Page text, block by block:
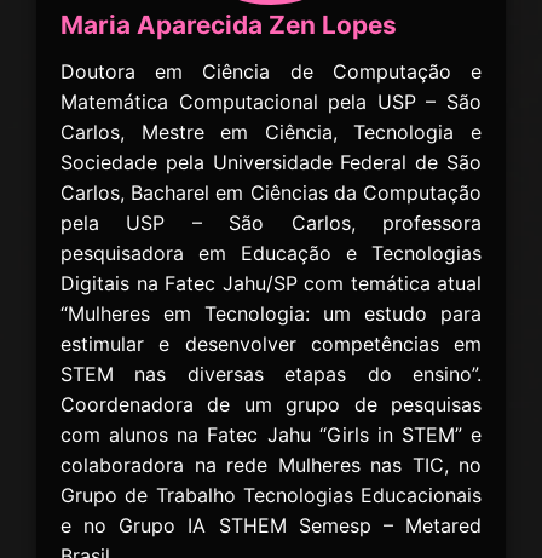
Maria Aparecida Zen Lopes
Doutora em Ciência de Computação e
Matemática Computacional pela USP – São
Carlos, Mestre em Ciência, Tecnologia e
Sociedade pela Universidade Federal de São
Carlos, Bacharel em Ciências da Computação
pela USP – São Carlos, professora
pesquisadora em Educação e Tecnologias
Digitais na Fatec Jahu/SP com temática atual
“Mulheres em Tecnologia: um estudo para
estimular e desenvolver competências em
STEM nas diversas etapas do ensino”.
Coordenadora de um grupo de pesquisas
com alunos na Fatec Jahu “Girls in STEM” e
colaboradora na rede Mulheres nas TIC, no
Grupo de Trabalho Tecnologias Educacionais
e no Grupo IA STHEM Semesp – Metared